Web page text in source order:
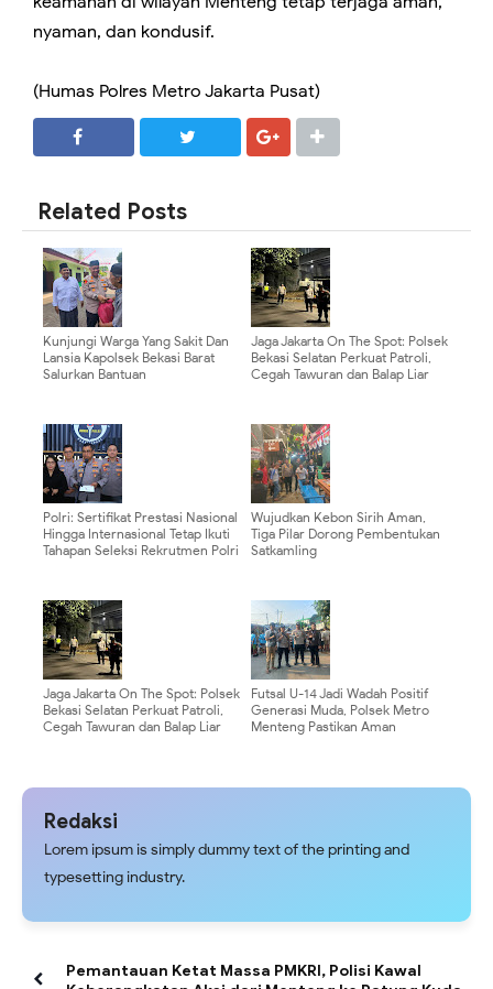
nyaman, dan kondusif.
(Humas Polres Metro Jakarta Pusat)
Related Posts
Kunjungi Warga Yang Sakit Dan
Lansia Kapolsek Bekasi Barat
Salurkan Bantuan
Jaga Jakarta On The Spot: Polsek
Bekasi Selatan Perkuat Patroli,
Cegah Tawuran dan Balap Liar
Polri: Sertifikat Prestasi Nasional
Hingga Internasional Tetap Ikuti
Tahapan Seleksi Rekrutmen Polri
Wujudkan Kebon Sirih Aman,
Tiga Pilar Dorong Pembentukan
Satkamling
Jaga Jakarta On The Spot: Polsek
Bekasi Selatan Perkuat Patroli,
Cegah Tawuran dan Balap Liar
Futsal U-14 Jadi Wadah Positif
Generasi Muda, Polsek Metro
Menteng Pastikan Aman
Redaksi
Lorem ipsum is simply dummy text of the printing and
typesetting industry.
Pemantauan Ketat Massa PMKRI, Polisi Kawal